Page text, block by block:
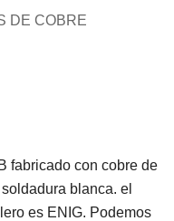
DE COBRE
fabricado con cobre de
blanca. el
es ENIG. Podemos